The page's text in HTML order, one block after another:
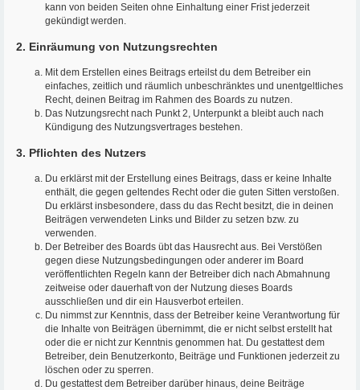
kann von beiden Seiten ohne Einhaltung einer Frist jederzeit
gekündigt werden.
2. Einräumung von Nutzungsrechten
Mit dem Erstellen eines Beitrags erteilst du dem Betreiber ein
einfaches, zeitlich und räumlich unbeschränktes und unentgeltliches
Recht, deinen Beitrag im Rahmen des Boards zu nutzen.
Das Nutzungsrecht nach Punkt 2, Unterpunkt a bleibt auch nach
Kündigung des Nutzungsvertrages bestehen.
3. Pflichten des Nutzers
Du erklärst mit der Erstellung eines Beitrags, dass er keine Inhalte
enthält, die gegen geltendes Recht oder die guten Sitten verstoßen.
Du erklärst insbesondere, dass du das Recht besitzt, die in deinen
Beiträgen verwendeten Links und Bilder zu setzen bzw. zu
verwenden.
Der Betreiber des Boards übt das Hausrecht aus. Bei Verstößen
gegen diese Nutzungsbedingungen oder anderer im Board
veröffentlichten Regeln kann der Betreiber dich nach Abmahnung
zeitweise oder dauerhaft von der Nutzung dieses Boards
ausschließen und dir ein Hausverbot erteilen.
Du nimmst zur Kenntnis, dass der Betreiber keine Verantwortung für
die Inhalte von Beiträgen übernimmt, die er nicht selbst erstellt hat
oder die er nicht zur Kenntnis genommen hat. Du gestattest dem
Betreiber, dein Benutzerkonto, Beiträge und Funktionen jederzeit zu
löschen oder zu sperren.
Du gestattest dem Betreiber darüber hinaus, deine Beiträge